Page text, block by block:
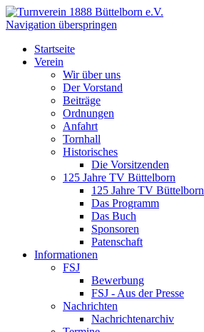
Navigation überspringen
Startseite
Verein
Wir über uns
Der Vorstand
Beiträge
Ordnungen
Anfahrt
Tornhall
Historisches
Die Vorsitzenden
125 Jahre TV Büttelborn
125 Jahre TV Büttelborn
Das Programm
Das Buch
Sponsoren
Patenschaft
Informationen
FSJ
Bewerbung
FSJ - Aus der Presse
Nachrichten
Nachrichtenarchiv